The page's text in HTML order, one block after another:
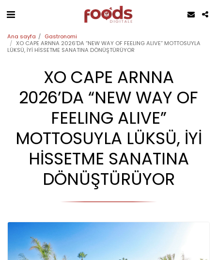
Ana sayfa
Gastronomi
XO CAPE ARNNA 2026’DA “NEW WAY OF FEELING ALIVE” MOTTOSUYLA
LÜKSÜ, İYİ HİSSETME SANATINA DÖNÜŞTÜRÜYOR
XO CAPE ARNNA
2026’DA “NEW WAY OF
FEELING ALIVE”
MOTTOSUYLA LÜKSÜ, İYİ
HİSSETME SANATINA
DÖNÜŞTÜRÜYOR